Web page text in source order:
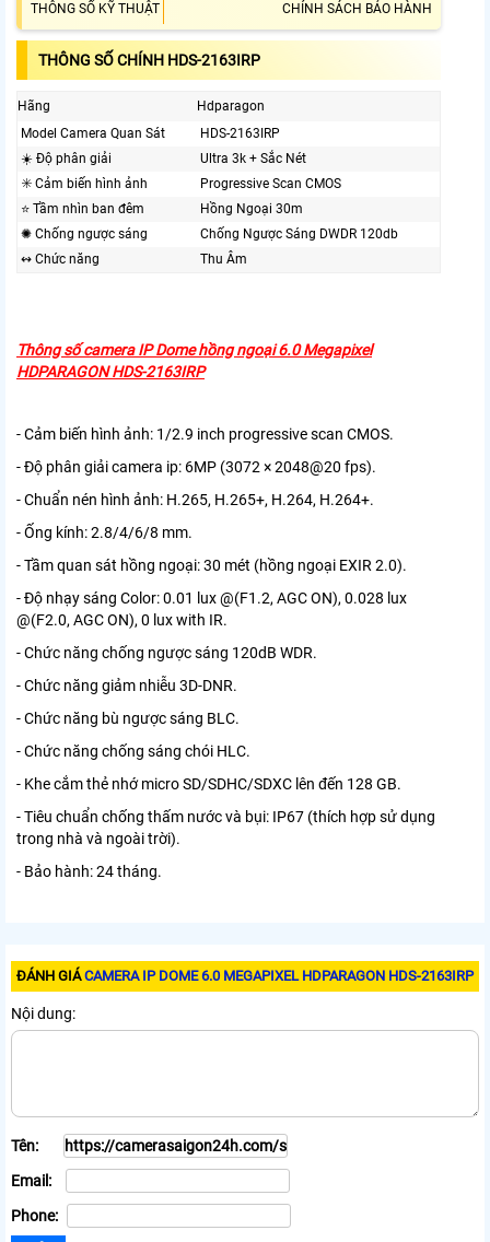
THÔNG SỐ KỸ THUẬT CHÍNH SÁCH BẢO HÀNH
THÔNG SỐ CHÍNH HDS-2163IRP
Hãng
Hdparagon
Model Camera Quan Sát
HDS-2163IRP
☀️ Độ phân giải
Ultra 3k + Sắc Nét
✳️ Cảm biến hình ảnh
Progressive Scan CMOS
⭐ Tầm nhìn ban đêm
Hồng Ngoại 30m
✺ Chống ngược sáng
Chống Ngược Sáng DWDR 120db
↭ Chức năng
Thu Âm
Thông số camera IP Dome hồng ngoại 6.0 Megapixel
HDPARAGON HDS-2163IRP
- Cảm biến hình ảnh: 1/2.9 inch progressive scan CMOS.
- Độ phân giải camera ip: 6MP (3072 × 2048@20 fps).
- Chuẩn nén hình ảnh: H.265, H.265+, H.264, H.264+.
- Ống kính: 2.8/4/6/8 mm.
- Tầm quan sát hồng ngoại: 30 mét (hồng ngoại EXIR 2.0).
- Độ nhạy sáng Color: 0.01 lux @(F1.2, AGC ON), 0.028 lux
@(F2.0, AGC ON), 0 lux with IR.
- Chức năng chống ngược sáng 120dB WDR.
- Chức năng giảm nhiễu 3D-DNR.
- Chức năng bù ngược sáng BLC.
- Chức năng chống sáng chói HLC.
- Khe cắm thẻ nhớ micro SD/SDHC/SDXC lên đến 128 GB.
- Tiêu chuẩn chống thấm nước và bụi: IP67 (thích hợp sử dụng
trong nhà và ngoài trời).
- Bảo hành: 24 tháng.
ĐÁNH GIÁCAMERA IP DOME 6.0 MEGAPIXEL HDPARAGON HDS-2163IRP
Nội dung:
Tên:
Email:
Phone: